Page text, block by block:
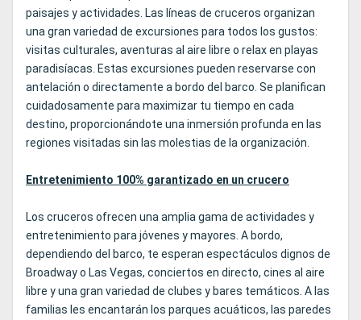
paisajes y actividades. Las líneas de cruceros organizan
una gran variedad de excursiones para todos los gustos:
visitas culturales, aventuras al aire libre o relax en playas
paradisíacas. Estas excursiones pueden reservarse con
antelación o directamente a bordo del barco. Se planifican
cuidadosamente para maximizar tu tiempo en cada
destino, proporcionándote una inmersión profunda en las
regiones visitadas sin las molestias de la organización.
Entretenimiento 100% garantizado en un crucero
Los cruceros ofrecen una amplia gama de actividades y
entretenimiento para jóvenes y mayores. A bordo,
dependiendo del barco, te esperan espectáculos dignos de
Broadway o Las Vegas, conciertos en directo, cines al aire
libre y una gran variedad de clubes y bares temáticos. A las
familias les encantarán los parques acuáticos, las paredes